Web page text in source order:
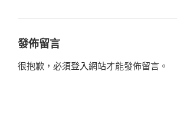
發佈留言
很抱歉，必須登入網站才能發佈留言。